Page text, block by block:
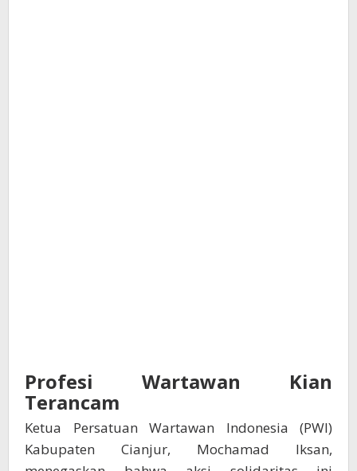
Profesi Wartawan Kian
Terancam
Ketua Persatuan Wartawan Indonesia (PWI)
Kabupaten Cianjur, Mochamad Iksan,